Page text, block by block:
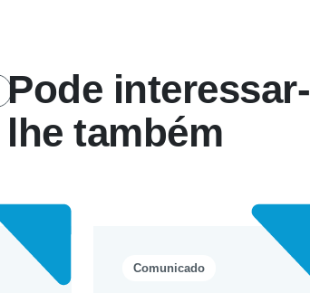
Pode interessar-
lhe também
Comunicado